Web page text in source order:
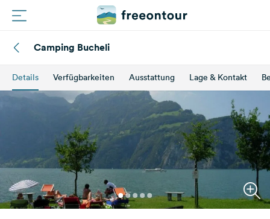
Routen
Plätze
Partner
Registrieren
Einloggen
Camping Bucheli
Details Verfügbarkeiten Ausstattung Lage & Kontakt